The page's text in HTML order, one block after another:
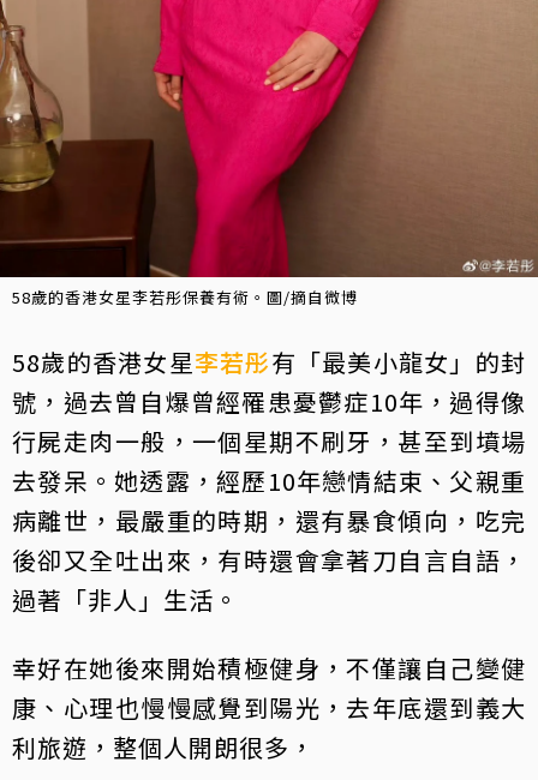
58歲的香港女星李若彤保養有術。圖/摘自微博
58歲的香港女星李若彤有「最美小龍女」的封
號，過去曾自爆曾經罹患憂鬱症10年，過得像
行屍走肉一般，一個星期不刷牙，甚至到墳場
去發呆。她透露，經歷10年戀情結束、父親重
病離世，最嚴重的時期，還有暴食傾向，吃完
後卻又全吐出來，有時還會拿著刀自言自語，
過著「非人」生活。
幸好在她後來開始積極健身，不僅讓自己變健
康、心理也慢慢感覺到陽光，去年底還到義大
利旅遊，整個人開朗很多，